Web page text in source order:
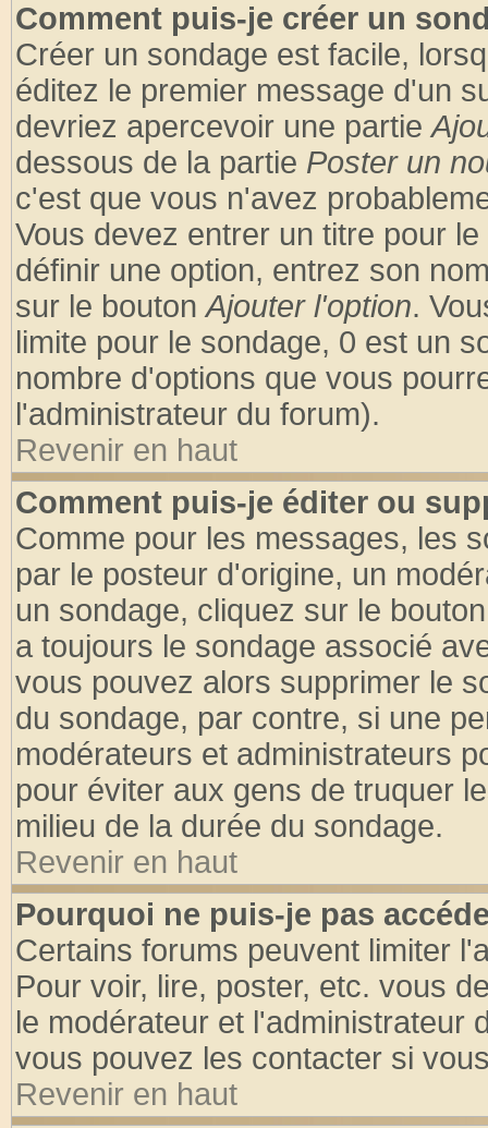
Comment puis-je créer un
Créer un sondage est facile,
éditez le premier message d'un
devriez apercevoir une partie
dessous de la partie Poster un
c'est que vous n'avez
Vous devez entrer un titre pour
définir une option, entrez son
sur le boutonAjouter l'option.
limite pour le sondage, 0 est un
nombre d'options que vous
l'administrateur du forum).
Revenir en haut
Comment puis-je éditer ou
Comme pour les messages, les
par le posteur d'origine, un
un sondage, cliquez sur le
a toujours le sondage associé
vous pouvez alors supprimer le
du sondage, par contre, si une
modérateurs et administrateurs
pour éviter aux gens de truquer
milieu de la durée du sondage.
Revenir en haut
Pourquoi ne puis-je pas
Certains forums peuvent limiter
Pour voir, lire, poster, etc. vous
le modérateur et l'administrateur
vous pouvez les contacter si
Revenir en haut